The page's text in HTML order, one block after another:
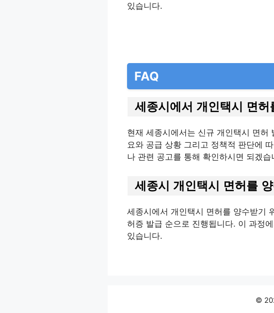
있습니다.
FAQ
세종시에서 개인택시 면
현재 세종시에서는 신규 개인택시 면
요와 공급 상황 그리고 정책적 판단에
나 관련 공고를 통해 확인하시면 되겠습
세종시 개인택시 면허를
세종시에서 개인택시 면허를 양수받기
허증 발급 순으로 진행됩니다. 이 과정
있습니다.
©